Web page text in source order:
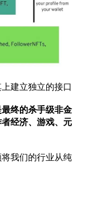
建立独立的接口
终的杀手级非金
经济、游戏、元
我们的行业从纯